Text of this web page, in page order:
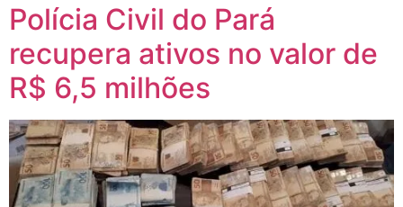
Polícia Civil do Pará
recupera ativos no valor de
R$ 6,5 milhões